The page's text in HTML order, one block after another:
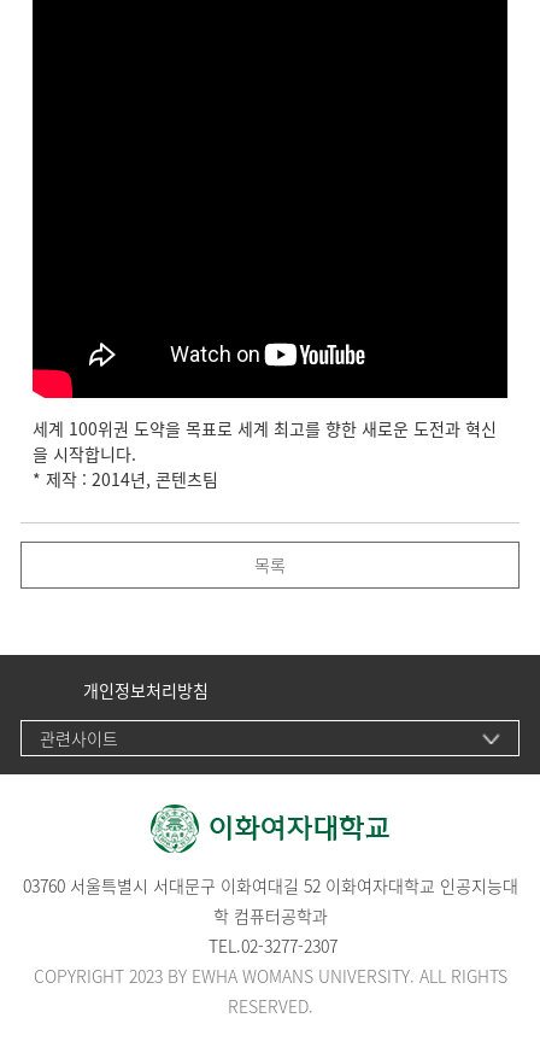
세계 100위권 도약을 목표로 세계 최고를 향한 새로운 도전과 혁신
을 시작합니다.
* 제작 : 2014년, 콘텐츠팀
목록
개인정보처리방침
관련사이트
03760 서울특별시 서대문구 이화여대길 52 이화여자대학교 인공지능대
학 컴퓨터공학과
TEL.02-3277-2307
COPYRIGHT 2023 BY EWHA WOMANS UNIVERSITY. ALL RIGHTS
RESERVED.